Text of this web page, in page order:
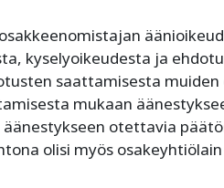
kyselyoikeudesta ja
saattamisesta
mukaan
otettavia
olisi myös